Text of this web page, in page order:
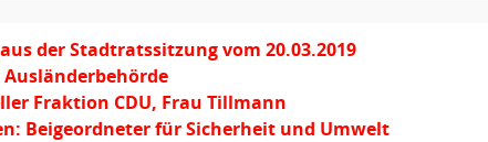
der Stadtratssitzung vom 20.03.2019
Fraktion CDU, Frau Tillmann
Beigeordneter für Sicherheit und Umwelt